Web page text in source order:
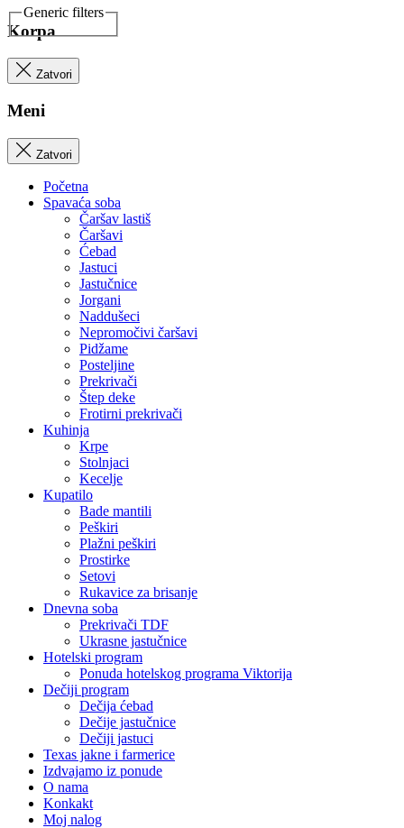
Generic filters
Korpa
Zatvori
Meni
Zatvori
Početna
Spavaća soba
Čaršav lastiš
Čaršavi
Ćebad
Jastuci
Jastučnice
Jorgani
Naddušeci
Nepromočivi čaršavi
Pidžame
Posteljine
Prekrivači
Štep deke
Frotirni prekrivači
Kuhinja
Krpe
Stolnjaci
Kecelje
Kupatilo
Bade mantili
Peškiri
Plažni peškiri
Prostirke
Setovi
Rukavice za brisanje
Dnevna soba
Prekrivači TDF
Ukrasne jastučnice
Hotelski program
Ponuda hotelskog programa Viktorija
Dečiji program
Dečija ćebad
Dečije jastučnice
Dečiji jastuci
Texas jakne i farmerice
Izdvajamo iz ponude
O nama
Konkakt
Moj nalog